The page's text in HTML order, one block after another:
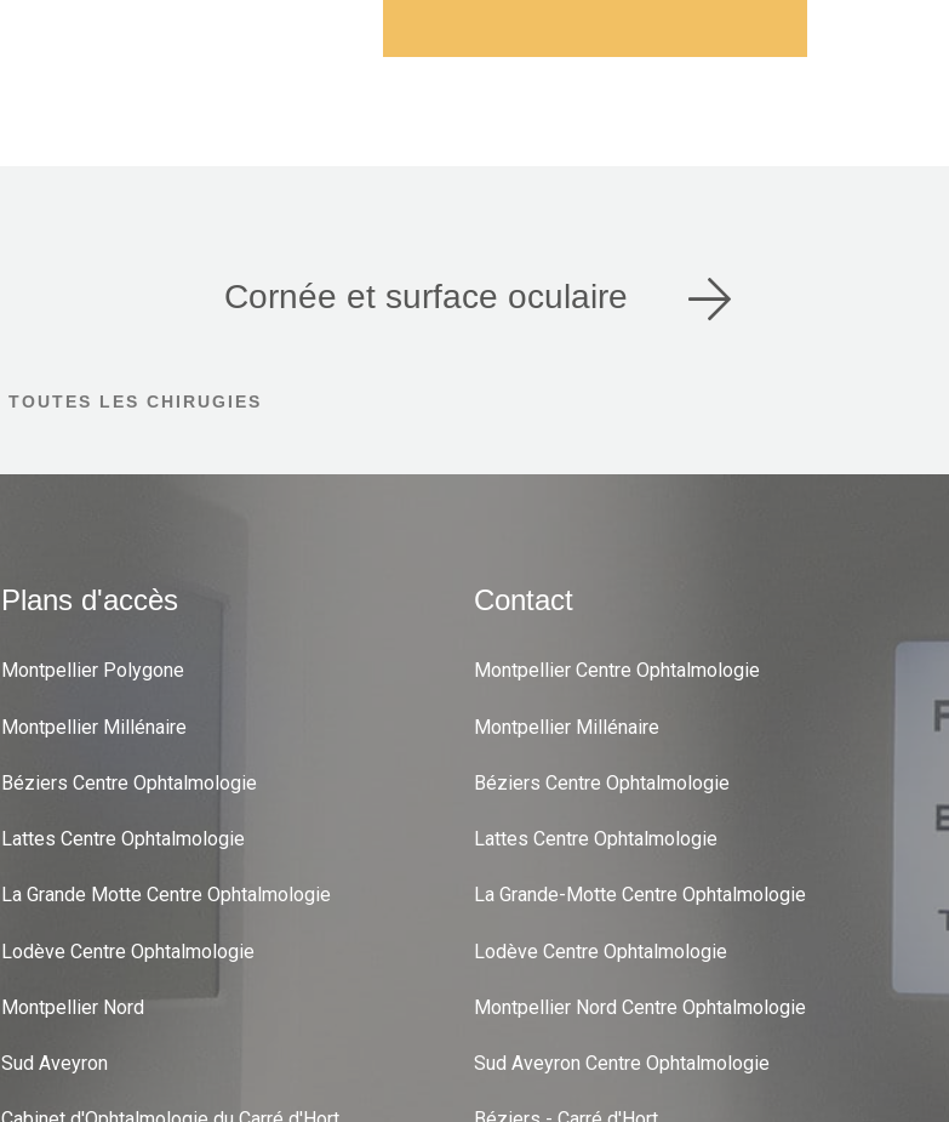
Cornée et surface oculaire
TOUTES LES CHIRUGIES
Plans d'accès
Montpellier Polygone
Montpellier Millénaire
Béziers Centre Ophtalmologie
Lattes Centre Ophtalmologie
La Grande Motte Centre Ophtalmologie
Lodève Centre Ophtalmologie
Montpellier Nord
Sud Aveyron
Contact
Montpellier Centre Ophtalmologie
Montpellier Millénaire
Béziers Centre Ophtalmologie
Lattes Centre Ophtalmologie
La Grande-Motte Centre Ophtalmologie
Lodève Centre Ophtalmologie
Montpellier Nord Centre Ophtalmologie
Sud Aveyron Centre Ophtalmologie